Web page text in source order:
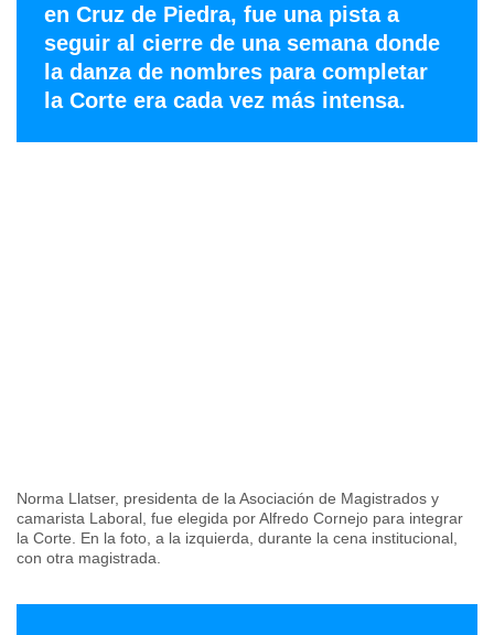
en Cruz de Piedra, fue una pista a
seguir al cierre de una semana donde
la danza de nombres para completar
la Corte era cada vez más intensa.
Norma Llatser, presidenta de la Asociación de Magistrados y
camarista Laboral, fue elegida por Alfredo Cornejo para integrar
la Corte. En la foto, a la izquierda, durante la cena institucional,
con otra magistrada.